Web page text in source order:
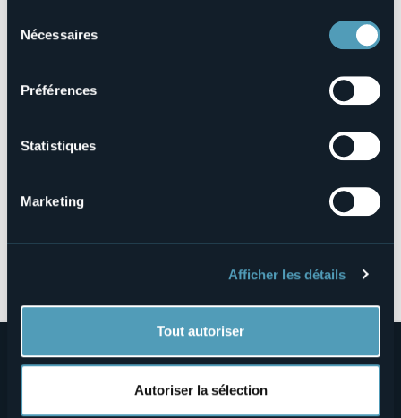
manière de les gérer et de les supprimer,
cliquez ici
Nécessaires
Préférences
Statistiques
Marketing
Afficher les détails
Tout autoriser
Autoriser la sélection